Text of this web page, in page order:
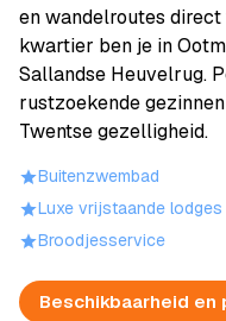
en wandelroutes direct
kwartier ben je in
Sallandse Heuvelrug.
rustzoekende
Twentse gezelligheid.
Buitenzwembad
Luxe vrijstaande lodges
Broodjesservice
Beschikbaarheid en